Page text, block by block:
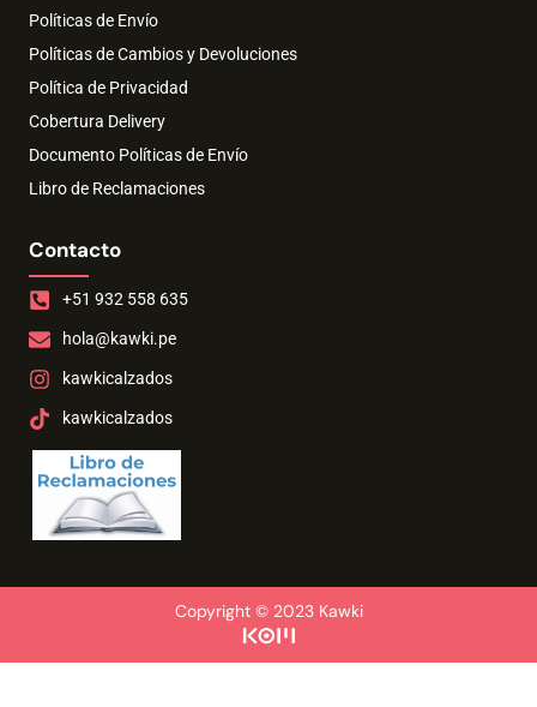
Políticas de Envío
Políticas de Cambios y Devoluciones
Política de Privacidad
Cobertura Delivery
Documento Políticas de Envío
Libro de Reclamaciones
Contacto
+51 932 558 635
hola@kawki.pe
kawkicalzados
kawkicalzados
Copyright © 2023 Kawki